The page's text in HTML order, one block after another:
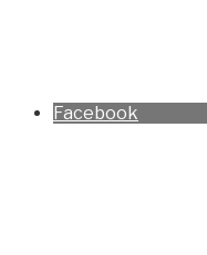
Facebook